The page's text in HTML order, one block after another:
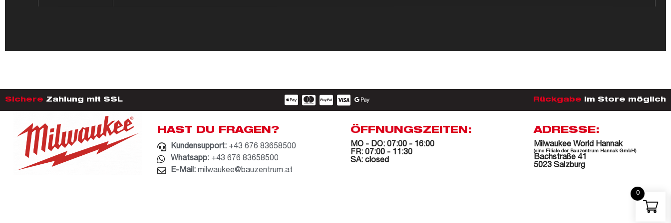
Sichere Zahlung mit SSL Rückgabe im Store möglich
HAST DU FRAGEN?
Kundensupport: +43 676 83658500
Whatsapp: +43 676 83658500
E-Mail: milwaukee@bauzentrum.at
ÖFFNUNGSZEITEN:
MO - DO: 07:00 - 16:00
FR: 07:00 - 11:30
SA: closed
ADRESSE:
Milwaukee World Hannak
(eine Filiale der Bauzentrum Hannak GmbH)
Bachstraße 41
5023 Salzburg
0